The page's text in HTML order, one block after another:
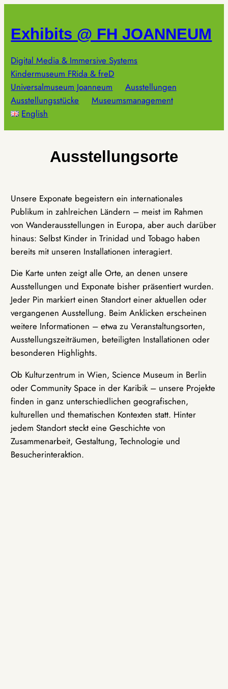
springen
Exhibits @ FH JOANNEUM
Digital Media & Immersive Systems
Kindermuseum FRida & freD
Universalmuseum Joanneum
Ausstellungen
Ausstellungsstücke
Museumsmanagement
English
Ausstellungsorte
Unsere Exponate begeistern ein internationales
Publikum in zahlreichen Ländern – meist im Rahmen
von Wanderausstellungen in Europa, aber auch darüber
hinaus: Selbst Kinder in Trinidad und Tobago haben
bereits mit unseren Installationen interagiert.
Die Karte unten zeigt alle Orte, an denen unsere
Ausstellungen und Exponate bisher präsentiert wurden.
Jeder Pin markiert einen Standort einer aktuellen oder
vergangenen Ausstellung. Beim Anklicken erscheinen
weitere Informationen – etwa zu Veranstaltungsorten,
Ausstellungszeiträumen, beteiligten Installationen oder
besonderen Highlights.
Ob Kulturzentrum in Wien, Science Museum in Berlin
oder Community Space in der Karibik – unsere Projekte
finden in ganz unterschiedlichen geografischen,
kulturellen und thematischen Kontexten statt. Hinter
jedem Standort steckt eine Geschichte von
Zusammenarbeit, Gestaltung, Technologie und
Besucherinteraktion.